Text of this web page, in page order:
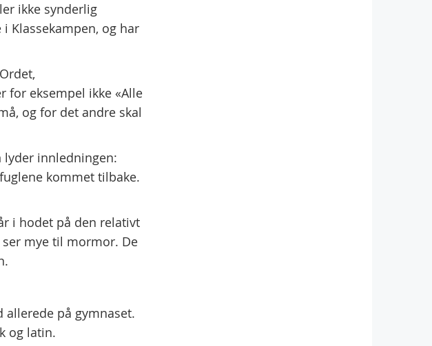
ikke synderlig
Klassekampen, og har
for eksempel ikke «Alle
og for det andre skal
lyder innledningen:
kommet tilbake.
i hodet på den relativt
mye til mormor. De
på gymnaset.
og latin.